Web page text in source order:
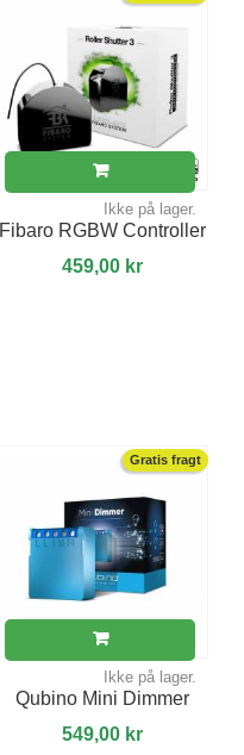
Ikke på lager.
Fibaro RGBW Controller
459,00 kr
Gratis fragt
Ikke på lager.
Qubino Mini Dimmer
549,00 kr